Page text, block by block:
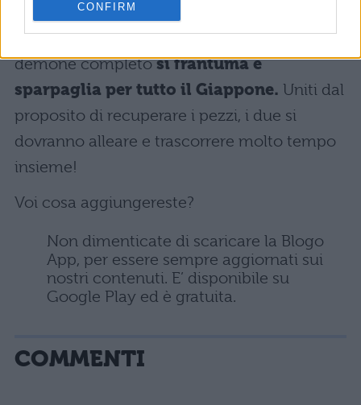
CONFIRM
Kagome Higurashi: la sfera dei Quattro
Spiriti, che renderebbe il mezzo demone un
demone completosi frantuma e
sparpaglia per tutto il Giappone. Uniti dal
proposito di recuperare i pezzi, i due si
dovranno alleare e trascorrere molto tempo
insieme!
Voi cosa aggiungereste?
Non dimenticate di scaricare la Blogo
App, per essere sempre aggiornati sui
nostri contenuti. E’ disponibile su
Google Play ed è gratuita.
COMMENTI